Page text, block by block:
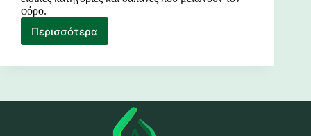
φόρο.
Περισσότερα
Ελευθέροι
Πρόβλεψη
φορολόγηση